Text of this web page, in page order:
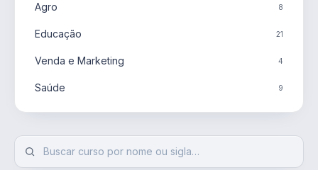
Agro 8
Educação 21
Venda e Marketing 4
Saúde 9